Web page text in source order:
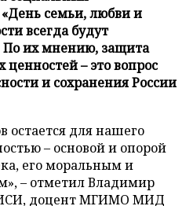
семьи, любви и
всегда будут
По их мнению, защита
– это вопрос
и сохранения России
остается для нашего
– основой и опорой
его моральным и
– отметил Владимир
доцент МГИМО МИД